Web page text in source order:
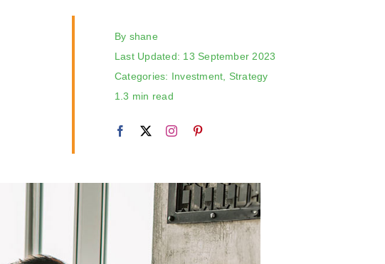
By shane
Last Updated: 13 September 2023
Categories: Investment
Strategy
1.3 min read